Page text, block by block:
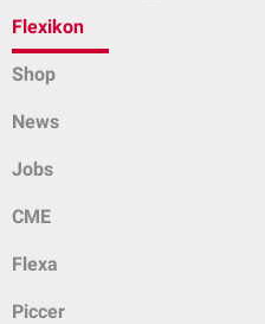
Flexikon
Shop
News
Jobs
CME
Flexa
Piccer